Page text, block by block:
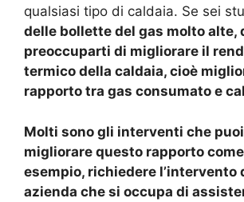
qualsiasi tipo di caldaia. Se sei
delle bollette del gas molto alte,
preoccuparti di migliorare il
termico della caldaia, cioè
rapporto tra gas consumato e
Molti sono gli interventi che
migliorare questo rapporto
esempio, richiedere l’intervento
azienda che si occupa di